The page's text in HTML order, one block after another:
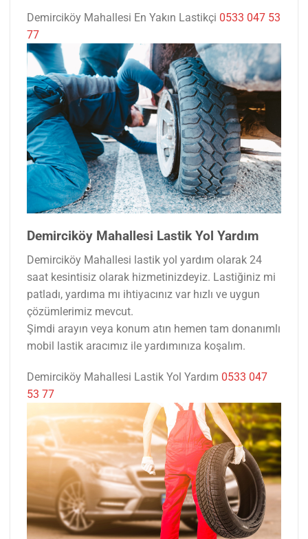
Demirciköy Mahallesi En Yakın Lastikçi 0533 047 53
77
Demirciköy Mahallesi Lastik Yol Yardım
Demirciköy Mahallesi lastik yol yardım olarak 24
saat kesintisiz olarak hizmetinizdeyiz. Lastiğiniz mi
patladı, yardıma mı ihtiyacınız var hızlı ve uygun
çözümlerimiz mevcut.
Şimdi arayın veya konum atın hemen tam donanımlı
mobil lastik aracımız ile yardımınıza koşalım.
Demirciköy Mahallesi Lastik Yol Yardım 0533 047
53 77